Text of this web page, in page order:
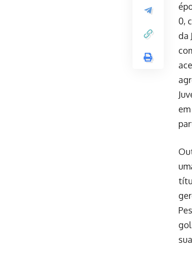
0,
da